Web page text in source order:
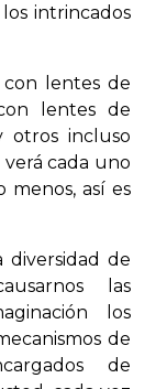
intrincados
lentes de
lentes de
otros incluso
verá cada uno
menos, así es
de
las
los
de
de